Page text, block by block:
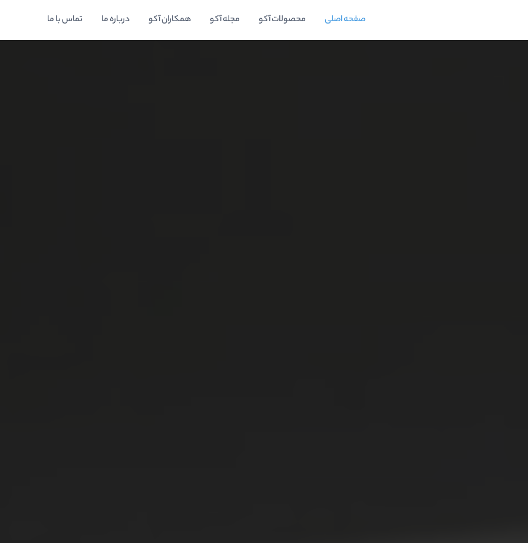
صفحه اصلی محصولات آکو مجله آکو همکاران آکو درباره ما تماس با ما